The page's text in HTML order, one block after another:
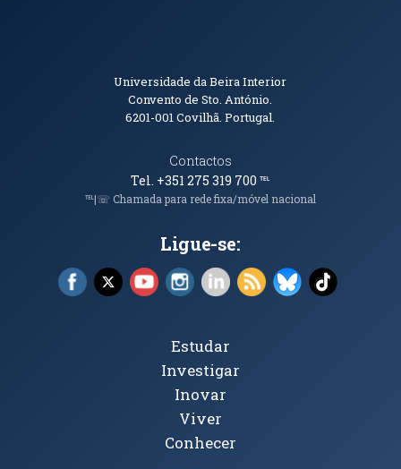
Informações de Contacto
Universidade da Beira Interior
Convento de Sto. António.
6201-001Covilhã. Portugal.
Contactos
Tel. +351 275 319 700℡
℡|☏ Chamada para rede fixa/móvel nacional
Ligue-se:
Facebook (abre em nova janela)
X (abre em nova janela)
YouTube (abre em nova janela)
Instagram (abre em nova janela)
LinkedIn (abre em nova
RSS (abre em nova
Bluesky (abre
TikTok
Tópicos Principais
Estudar
Investigar
Inovar
Viver
Conhecer